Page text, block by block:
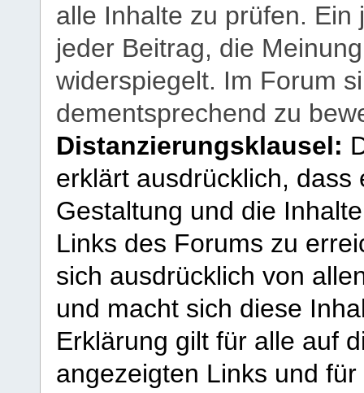
alle Inhalte zu prüfen.
jeder Beitrag, die
widerspiegelt. Im Forum
dementsprechend zu
Distanzierungsklausel:
erklärt ausdrücklich,
Gestaltung und die
Links des Forums zu
sich ausdrücklich von
und macht sich diese
Erklärung gilt für alle auf
angezeigten Links und